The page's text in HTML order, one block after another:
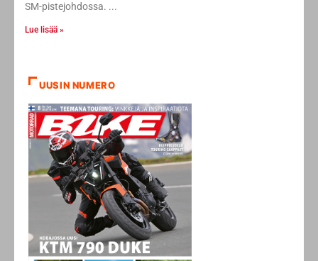
SM-pistejohdossa.
Lue lisää »
UUSIN NUMERO